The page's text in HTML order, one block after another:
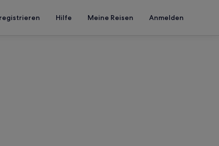
Hilfe Meine Reisen Anmelden